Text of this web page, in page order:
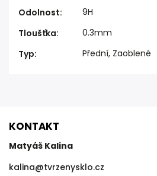
Odolnost:
9H
Tloušťka:
0.3mm
Typ: Přední, Zaoblené
KONTAKT
Matyáš Kalina
kalina@tvrzenysklo.cz